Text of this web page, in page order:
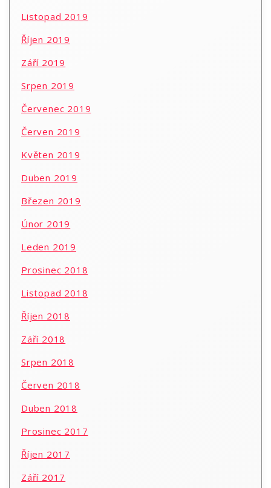
Listopad 2019
Říjen 2019
Září 2019
Srpen 2019
Červenec 2019
Červen 2019
Květen 2019
Duben 2019
Březen 2019
Únor 2019
Leden 2019
Prosinec 2018
Listopad 2018
Říjen 2018
Září 2018
Srpen 2018
Červen 2018
Duben 2018
Prosinec 2017
Říjen 2017
Září 2017